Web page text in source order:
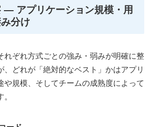
― アプリケーション規模・用
分け
れぞれ方式ごとの強み・弱みが明確に整
、どれが「絶対的なベスト」かはアプリ
や規模、そしてチームの成熟度によって